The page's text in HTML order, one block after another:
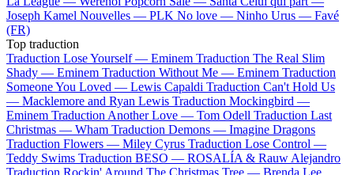
Joseph Kamel Nouvelles — PLK No love — Ninho Urus — Favé
(FR)
Top traduction
Traduction Lose Yourself — Eminem Traduction The Real Slim
Shady — Eminem Traduction Without Me — Eminem Traduction
Someone You Loved — Lewis Capaldi Traduction Can't Hold Us
— Macklemore and Ryan Lewis Traduction Mockingbird —
Eminem Traduction Another Love — Tom Odell Traduction Last
Christmas — Wham Traduction Demons — Imagine Dragons
Traduction Flowers — Miley Cyrus Traduction Lose Control —
Teddy Swims Traduction BESO — ROSALÍA & Rauw Alejandro
Traduction Rockin' Around The Christmas Tree — Brenda Lee